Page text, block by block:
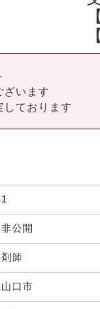
います
ております
公開
師
口市